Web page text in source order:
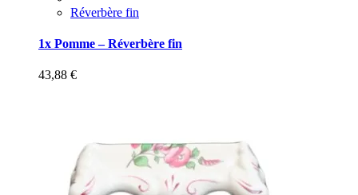
Réverbère fin
1x Pomme – Réverbère fin
43,88 €